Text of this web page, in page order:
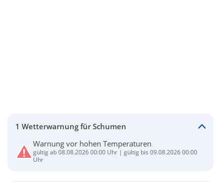
1 Wetterwarnung für Schumen
Warnung vor hohen Temperaturen
gültig ab 08.08.2026 00:00 Uhr | gültig bis 09.08.2026 00:00
Uhr